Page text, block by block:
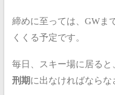
締めに至っては、GWま
くくる予定です。
毎日、スキー場に居ると
刑期に出なければならな